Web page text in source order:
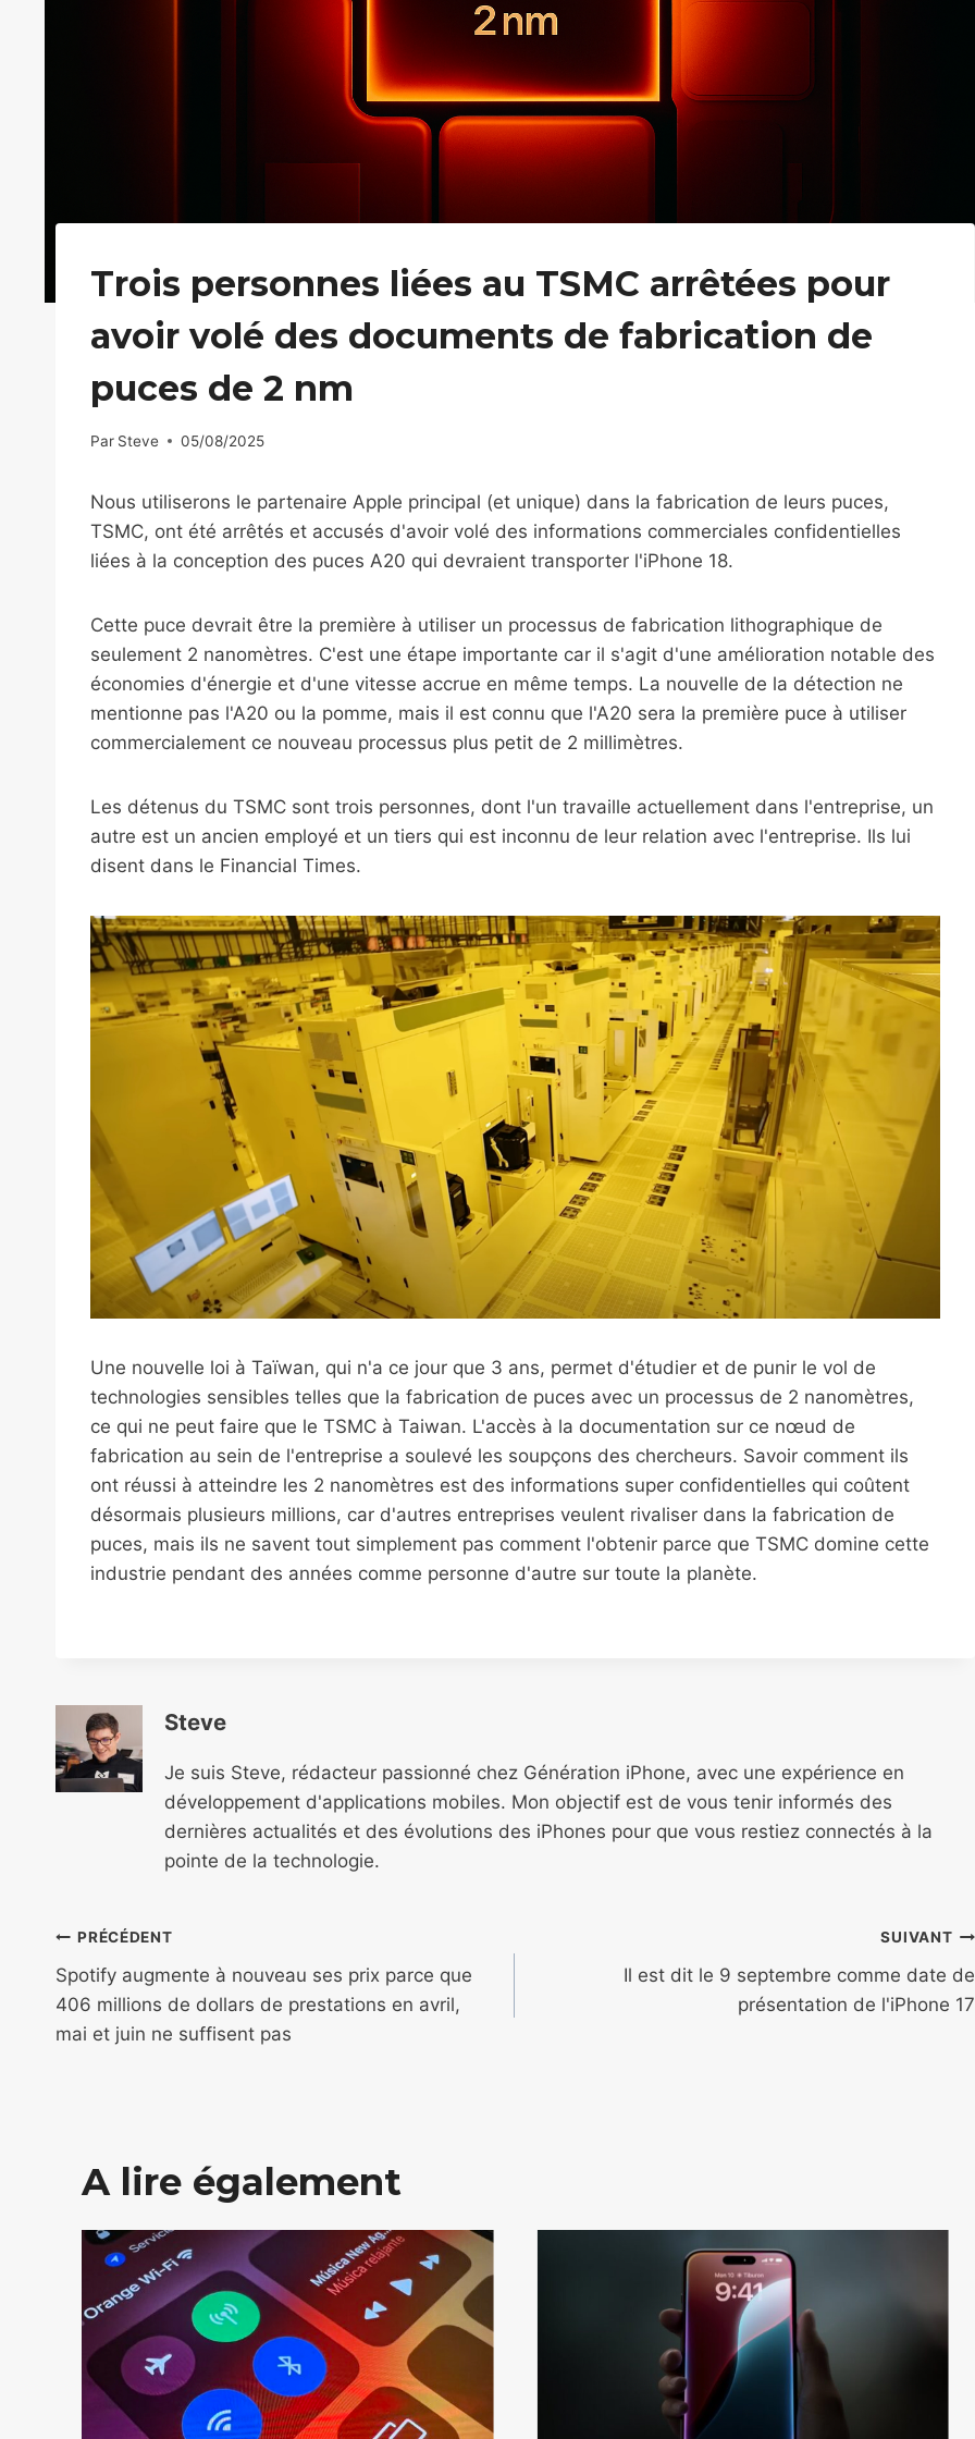
Trois personnes liées au TSMC arrêtées pour
avoir volé des documents de fabrication de
puces de 2 nm
Par Steve 05/08/2025
Nous utiliserons le partenaire Apple principal (et unique) dans la fabrication de leurs puces,
TSMC, ont été arrêtés et accusés d'avoir volé des informations commerciales confidentielles
liées à la conception des puces A20 qui devraient transporter l'iPhone 18.
Cette puce devrait être la première à utiliser un processus de fabrication lithographique de
seulement 2 nanomètres. C'est une étape importante car il s'agit d'une amélioration notable des
économies d'énergie et d'une vitesse accrue en même temps. La nouvelle de la détection ne
mentionne pas l'A20 ou la pomme, mais il est connu que l'A20 sera la première puce à utiliser
commercialement ce nouveau processus plus petit de 2 millimètres.
Les détenus du TSMC sont trois personnes, dont l'un travaille actuellement dans l'entreprise, un
autre est un ancien employé et un tiers qui est inconnu de leur relation avec l'entreprise. Ils lui
disent dans le Financial Times.
Une nouvelle loi à Taïwan, qui n'a ce jour que 3 ans, permet d'étudier et de punir le vol de
technologies sensibles telles que la fabrication de puces avec un processus de 2 nanomètres,
ce qui ne peut faire que le TSMC à Taiwan. L'accès à la documentation sur ce nœud de
fabrication au sein de l'entreprise a soulevé les soupçons des chercheurs. Savoir comment ils
ont réussi à atteindre les 2 nanomètres est des informations super confidentielles qui coûtent
désormais plusieurs millions, car d'autres entreprises veulent rivaliser dans la fabrication de
puces, mais ils ne savent tout simplement pas comment l'obtenir parce que TSMC domine cette
industrie pendant des années comme personne d'autre sur toute la planète.
Steve
Je suis Steve, rédacteur passionné chez Génération iPhone, avec une expérience en
développement d'applications mobiles. Mon objectif est de vous tenir informés des
dernières actualités et des évolutions des iPhones pour que vous restiez connectés à la
pointe de la technologie.
Navigation
de
l’article
PRÉCÉDENT
Spotify augmente à nouveau ses prix parce que
406 millions de dollars de prestations en avril,
mai et juin ne suffisent pas
SUIVANT
Il est dit le 9 septembre comme date de
présentation de l'iPhone 17
A lire également